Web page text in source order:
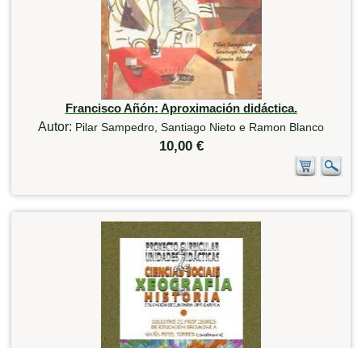
Francisco Añón: Aproximación didáctica.
Autor: Pilar Sampedro, Santiago Nieto e Ramon Blanco
10,00 €